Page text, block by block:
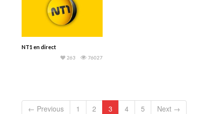
NT1 en direct
76027
263
← Previous 1 2 3 4 5 Next →